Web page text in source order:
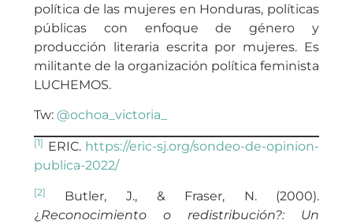
política de las mujeres en Honduras, políticas
públicas con enfoque de género y
producción literaria escrita por mujeres. Es
militante de la organización política feminista
LUCHEMOS.
Tw: @ochoa_victoria_
[1] ERIC. https://eric-sj.org/sondeo-de-opinion-
publica-2022/
[2]
Butler, J., & Fraser, N. (2000).
¿ Reconocimiento o redistribución?: Un